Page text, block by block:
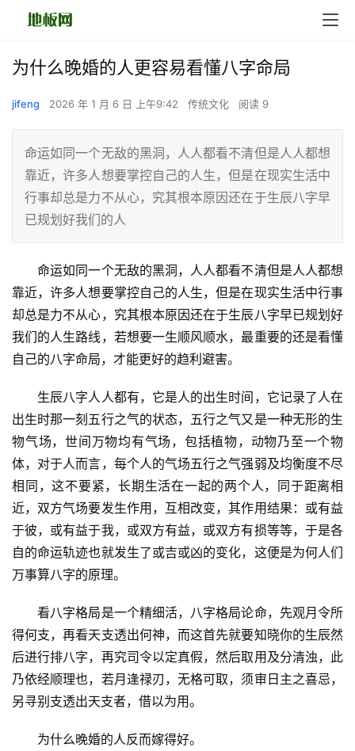
为什么晚婚的人更容易看懂八字命局
jifeng 2026 年 1 月 6 日 上午9:42 传统文化 阅读 9
命运如同一个无敌的黑洞，人人都看不清但是人人都想
靠近，许多人想要掌控自己的人生，但是在现实生活中
行事却总是力不从心，究其根本原因还在于生辰八字早
已规划好我们的人
命运如同一个无敌的黑洞，人人都看不清但是人人都想
靠近，许多人想要掌控自己的人生，但是在现实生活中行事
却总是力不从心，究其根本原因还在于生辰八字早已规划好
我们的人生路线，若想要一生顺风顺水，最重要的还是看懂
自己的八字命局，才能更好的趋利避害。
生辰八字人人都有，它是人的出生时间，它记录了人在
出生时那一刻五行之气的状态，五行之气又是一种无形的生
物气场，世间万物均有气场，包括植物，动物乃至一个物
体，对于人而言，每个人的气场五行之气强弱及均衡度不尽
相同，这不要紧，长期生活在一起的两个人，同于距离相
近，双方气场要发生作用，互相改变，其作用结果：或有益
于彼，或有益于我，或双方有益，或双方有损等等，于是各
自的命运轨迹也就发生了或吉或凶的变化，这便是为何人们
万事算八字的原理。
看八字格局是一个精细活，八字格局论命，先观月令所
得何支，再看天支透出何神，而这首先就要知晓你的生辰然
后进行排八字，再究司令以定真假，然后取用及分清浊，此
乃依经顺理也，若月逢禄刃，无格可取，须审日主之喜忌，
另寻别支透出天支者，借以为用。
为什么晚婚的人反而嫁得好。